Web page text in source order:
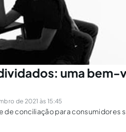
uma bem-
de 2021 às 15:45
de conciliação para